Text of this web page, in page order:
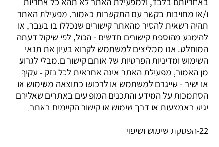
ו/או מחויבות בקשר עם התקשרות כאמור. מפעילת האתר
תהיה רשאית להסיר מהאתר קישורים שנכללו בו בעבר, או
להימנע מהוספת קישורים חדשים - הכול, לפי שיקול דעתה
המוחלט. אנו ממליצים למשתמש לקרוא בעיון את תנאי
השימוש ומדיניות הפרטיות של אותם קישורים.מבלי לגרוע
מן האמור, מפעילת האתר אינה אחראית לכל נזק - עקיף
או ישיר - שייגרם למשתמש או לרכושו כתוצאה משימוש או
הסתמכות על המידע והתכנים המופיעים באתרים שאליהם
יגיע באמצעות או דרך שימוש או קישור הקיימים באתר.
22-הפסקת שימוש ושיפוי